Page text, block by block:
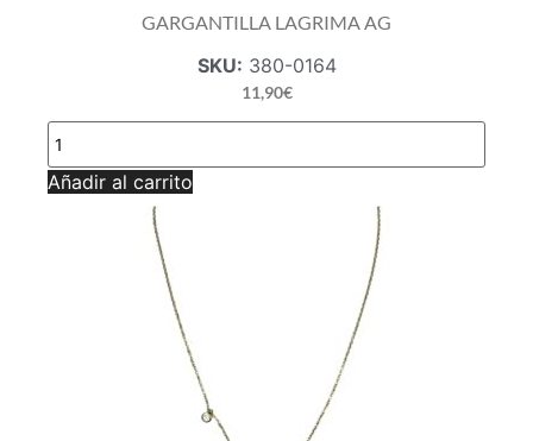
GARGANTILLA LAGRIMA AG
SKU: 380-0164
11,90€
GARGANTILLA
LAGRIMA
AG
cantidad
Añadir al carrito